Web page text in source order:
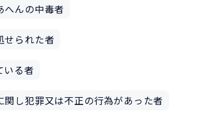
へんの中毒者
せられた者
いる者
関し犯罪又は不正の行為があった者